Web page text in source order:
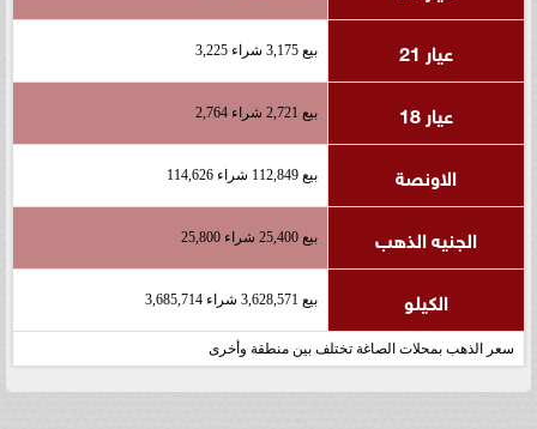
عيار 21 بيع 3,175 شراء 3,225
عيار 18 بيع 2,721 شراء 2,764
الاونصة بيع 112,849 شراء 114,626
الجنيه الذهب بيع 25,400 شراء 25,800
الكيلو بيع 3,628,571 شراء 3,685,714
سعر الذهب بمحلات الصاغة تختلف بين منطقة وأخرى